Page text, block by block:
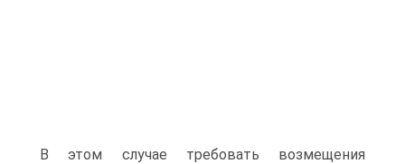
В этом случае требовать возмещения